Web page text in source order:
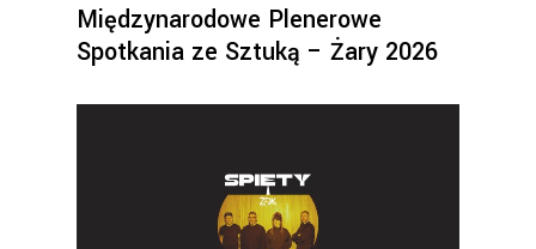
Międzynarodowe Plenerowe
Spotkania ze Sztuką – Żary 2026